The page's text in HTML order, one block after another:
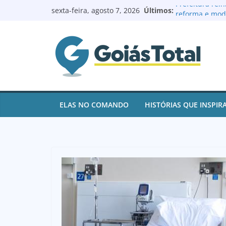
sexta-feira, agosto 7, 2026 Últimos:
Prefeitura
de contas e
juros
Goianésia
após ações
Renovação
Batista à
e ajuda
ELAS NO COMANDO HISTÓRIAS QUE